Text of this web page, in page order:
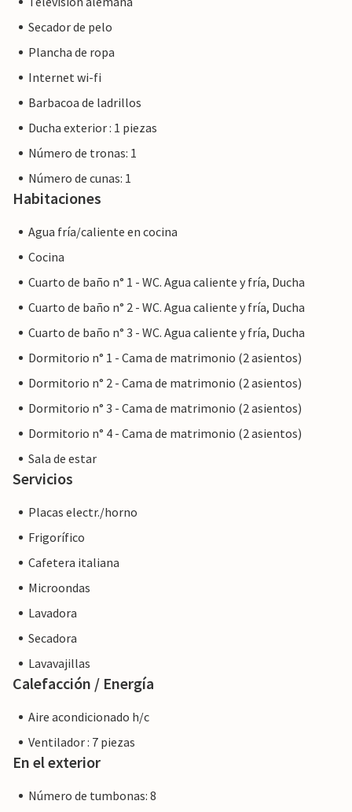
idílica ciudad de Sóller, en la sierra de Tramuntana. Puede
utilizar su palo de golf directamente en uno de los tres
como la Platja de Can Pere Antoni con su paseo marítimo
bordeado de palmeras para pasar un largo día nadando.
Secador de pelo
Plancha de ropa
Internet wi-fi
Barbacoa de ladrillos
Ducha exterior : 1 piezas
Número de tronas: 1
Número de cunas: 1
Habitaciones
Agua fría/caliente en cocina
Cocina
Cuarto de baño n° 1 - WC. Agua caliente y fría, Ducha
Cuarto de baño n° 2 - WC. Agua caliente y fría, Ducha
Cuarto de baño n° 3 - WC. Agua caliente y fría, Ducha
Dormitorio n° 1 - Cama de matrimonio (2 asientos)
Dormitorio n° 2 - Cama de matrimonio (2 asientos)
Dormitorio n° 3 - Cama de matrimonio (2 asientos)
Dormitorio n° 4 - Cama de matrimonio (2 asientos)
Sala de estar
Servicios
Placas electr./horno
Frigorífico
Cafetera italiana
Microondas
Lavadora
Secadora
Lavavajillas
Calefacción / Energía
Aire acondicionado h/c
Ventilador : 7 piezas
En el exterior
Número de tumbonas: 8